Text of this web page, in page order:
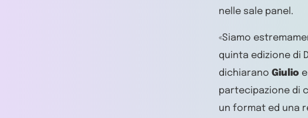
nelle sale panel.
«Siamo
quinta edizione di
dichiarano Giulio e
partecipazione di
un format ed una